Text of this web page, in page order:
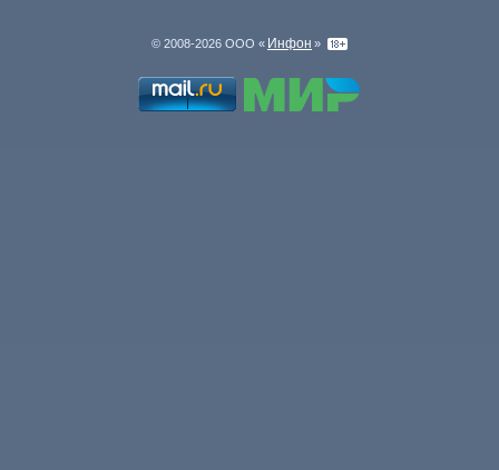
© 2008-2026 ООО « Инфон »